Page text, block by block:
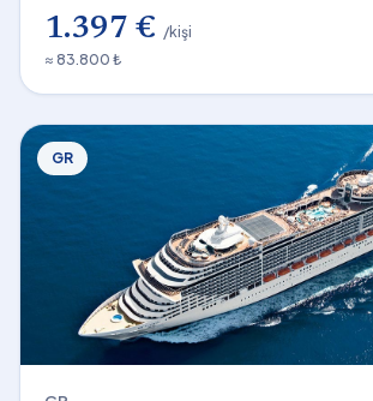
1.397 € /kişi
≈ 83.800 ₺
GR